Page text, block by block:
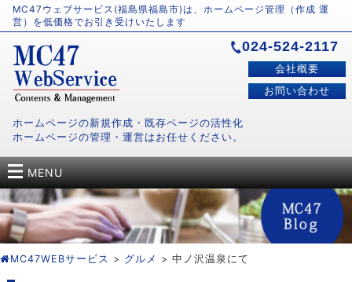
MC47ウェブサービス(福島県福島市)は、ホームページ管理（作成 運
営）を低価格でお引き受けいたします
ホームページの新規作成・既存ページの活性化
ホームページの管理・運営はお任せください。
024-524-2117
会社概要
お問い合わせ
MENU
MC47WEBサービス > グルメ > 中ノ沢温泉にて